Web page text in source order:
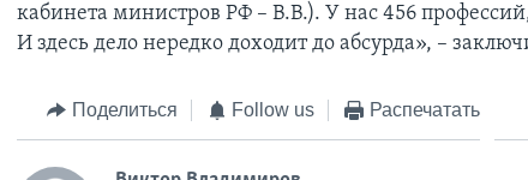
кабинета министров РФ – В.В.). У нас 456
И здесь дело нередко доходит до абсурда», –
Поделиться Follow us Распечатать